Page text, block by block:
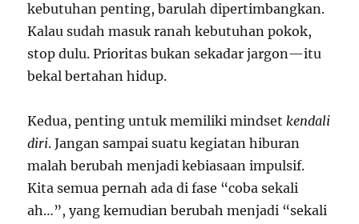
kebutuhan penting, barulah dipertimbangkan.
Kalau sudah masuk ranah kebutuhan pokok,
stop dulu. Prioritas bukan sekadar jargon—itu
bekal bertahan hidup.
Kedua, penting untuk memiliki mindsetkendali
diri. Jangan sampai suatu kegiatan hiburan
malah berubah menjadi kebiasaan impulsif.
Kita semua pernah ada di fase “coba sekali
ah…”, yang kemudian berubah menjadi “sekali